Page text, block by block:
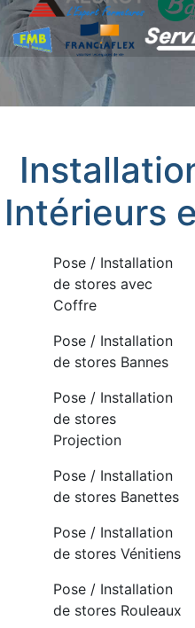
Intérieurs
Pose / Installation
de stores avec
Coffre
Pose / Installation
de stores Bannes
Pose / Installation
de stores
Projection
Pose / Installation
de stores Banettes
Pose / Installation
de stores Vénitiens
Pose / Installation
de stores Rouleaux